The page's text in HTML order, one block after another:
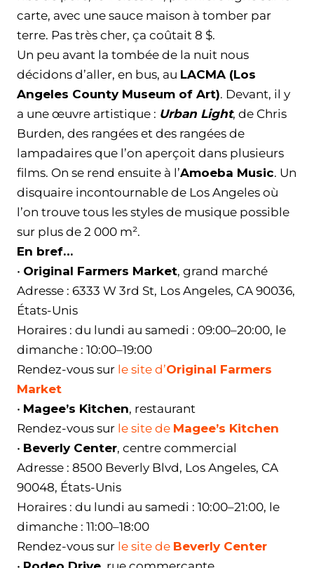
carte, avec une sauce maison à tomber par
terre. Pas très cher, ça coûtait 8 $.
Un peu avant la tombée de la nuit nous
décidons d’aller, en bus, au LACMA (Los
Angeles County Museum of Art). Devant, il y
a une œuvre artistique : Urban Light, de Chris
Burden, des rangées et des rangées de
lampadaires que l’on aperçoit dans plusieurs
films. On se rend ensuite à l’Amoeba Music. Un
disquaire incontournable de Los Angeles où
l’on trouve tous les styles de musique possible
sur plus de 2 000 m².
En bref…
• Original Farmers Market, grand marché
Adresse : 6333 W 3rd St, Los Angeles, CA 90036,
États-Unis
Horaires : du lundi au samedi : 09:00–20:00, le
dimanche : 10:00–19:00
Rendez-vous sur le site d’Original Farmers
Market
• Magee’s Kitchen, restaurant
Rendez-vous sur le site de Magee’s Kitchen
• Beverly Center, centre commercial
Adresse : 8500 Beverly Blvd, Los Angeles, CA
90048, États-Unis
Horaires : du lundi au samedi : 10:00–21:00, le
dimanche : 11:00–18:00
Rendez-vous sur le site de Beverly Center